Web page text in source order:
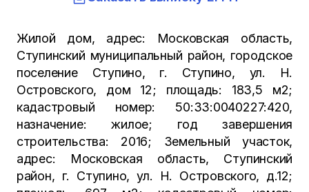
Жилой дом, адрес: Московская область,
Ступинский муниципальный район, городское
поселение Ступино, г. Ступино, ул. Н.
Островского, дом 12; площадь: 183,5 м2;
кадастровый номер: 50:33:0040227:420,
назначение: жилое; год завершения
строительства: 2016; Земельный участок,
адрес: Московская область, Ступинский
район, г. Ступино, ул. Н. Островского, д.12;